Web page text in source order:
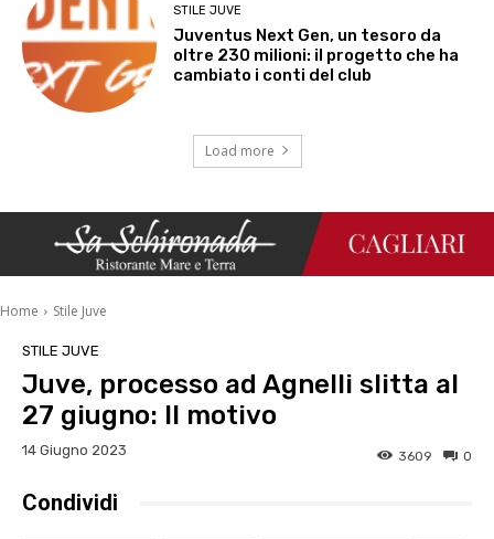
STILE JUVE
Juventus Next Gen, un tesoro da
oltre 230 milioni: il progetto che ha
cambiato i conti del club
Load more